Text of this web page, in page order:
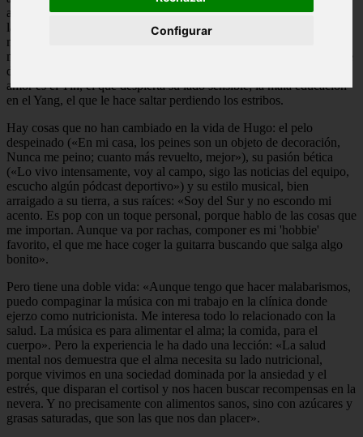
Configurar
altera hasta el punto de convertirlo en 'el demonio de Tasmania', es
la mala educación: «Saca lo peor de mí, reconozco que me supera y
ni con los años he aprendido a gestionar esa reacción. Ante un
maleducado me enfrento, me pongo a su nivel, y por mucho que me
digan que 'le tire besitos' para calmarme, nada, no puedo». Si el
amor es el Yin, el que despierta su lado sensible; la mala educación
en el Yang, el que le hace saltar perdiendo los estribos.
Hay cosas que no han cambiado en la vida de Hugo: el pelo
despeinado («En mi casa, los peines son un objeto de decoración,
Nunca me peino; cuanto más revuelto, mejor»), su pasión bética
(«Lo vivo intensamente, voy al campo, sigo las noticias del equipo,
escucho algún pódcast deportivo») y su estilo musical, bien
arraigado a su tierra, a sus raíces: «Soy del Sur y no escondo mi
acento. Es pop con un toque personal, porque hablo de las cosas que
me importan. Aunque va por rachas, componer es mi 'hobbie'
favorito, el que me hace coger la guitarra buscando que salga algo
bonito».
Pero tiene una doble vida: «Aunque tengo que hacer malabarismos,
puedo compaginar la música con mi trabajo en la clínica donde
ejerzo como nutricionista. Me interesa todo lo relacionado con la
salud. La música es para alimentar el alma; la comida, para el
cuerpo». Pero la experiencia le ha dado una lección: «La salud
mental nos demuestra que el alma necesita su lado nutricional,
porque vivimos en una sociedad dominada por la ansiedad y el
estrés, que disparan el cortisol y nos hacen buscar recompensas en la
nevera. Y no precisamente con alimentos sanos, sino con azúcares y
grasas saturadas, que son las que nos dan placer».